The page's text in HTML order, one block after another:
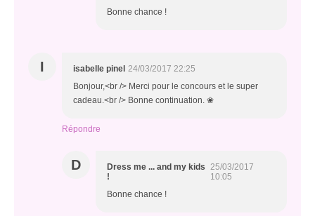
Bonne chance !
I isabelle pinel 24/03/2017 22:25
Bonjour,<br /> Merci pour le concours et le super
cadeau.<br /> Bonne continuation. ❀​​
Répondre
D
Dress me ... and my kids
!
25/03/2017
10:05
Bonne chance !